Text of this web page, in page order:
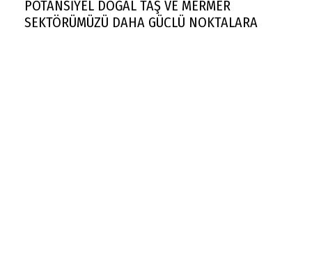
POTANSİYEL DOĞAL TAŞ VE MERMER
SEKTÖRÜMÜZÜ DAHA GÜÇLÜ NOKTALARA